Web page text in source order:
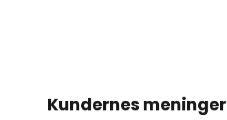
Kundernes meninger